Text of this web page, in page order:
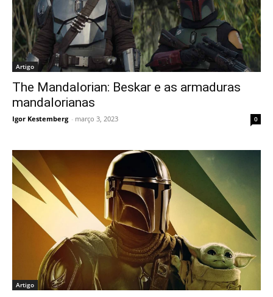
Artigo
The Mandalorian: Beskar e as armaduras
mandalorianas
Igor Kestemberg - março 3, 2023 0
Artigo